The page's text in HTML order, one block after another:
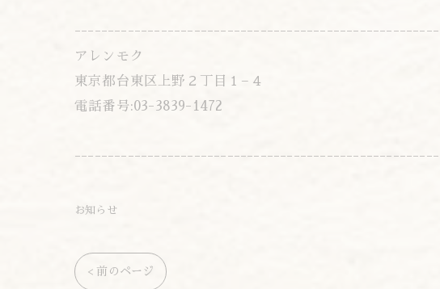
アレンモク
東京都台東区上野２丁目１−４
電話番号:03-3839-1472
お知らせ
< 前のページ